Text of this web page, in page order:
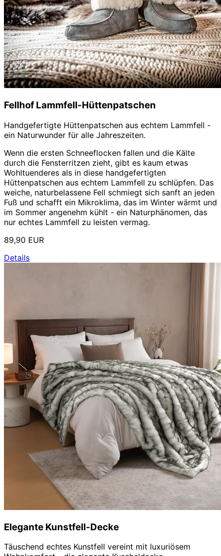
Fellhof Lammfell-Hüttenpatschen
Handgefertigte Hüttenpatschen aus echtem Lammfell -
ein Naturwunder für alle Jahreszeiten.
Wenn die ersten Schneeflocken fallen und die Kälte
durch die Fensterritzen zieht, gibt es kaum etwas
Wohltuenderes als in diese handgefertigten
Hüttenpatschen aus echtem Lammfell zu schlüpfen. Das
weiche, naturbelassene Fell schmiegt sich sanft an jeden
Fuß und schafft ein Mikroklima, das im Winter wärmt und
im Sommer angenehm kühlt - ein Naturphänomen, das
nur echtes Lammfell zu leisten vermag.
89,90 EUR
Details
Elegante Kunstfell-Decke
Täuschend echtes Kunstfell vereint mit luxuriösem